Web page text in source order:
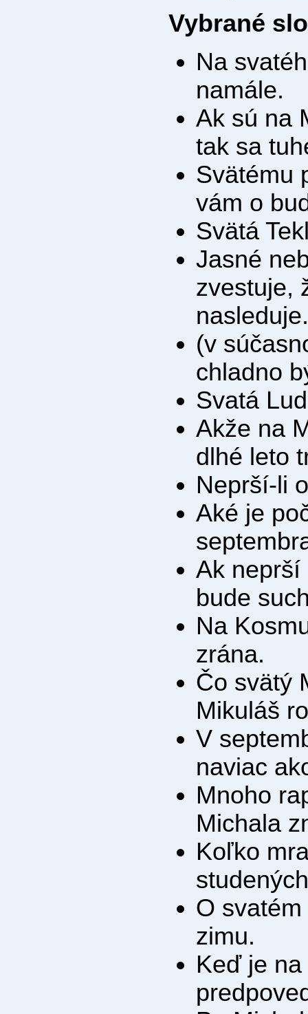
Vybrané
Na
namále.
Ak sú na
tak sa
Svätému
vám o
Svätá
Jasné
zvestuje,
nasleduje.
(v
chladno
Svatá
Akže na
dlhé leto
Neprší-li
Aké je
Ak neprší
bude
Na
zrána.
Čo svätý
Mikuláš
V
naviac
Mnoho
Michala
Koľko
O
zimu.
Keď je